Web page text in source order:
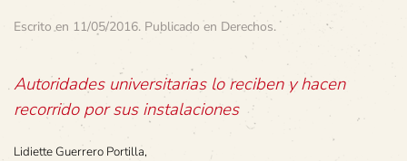
Escrito en 11/05/2016. Publicado en Derechos.
Autoridades universitarias lo reciben y hacen
recorrido por sus instalaciones
Lidiette Guerrero Portilla,